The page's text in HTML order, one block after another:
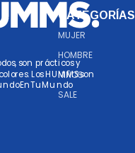
son prácticos y
Los HUMMS son
CATEGORÍAS
MUJER
HOMBRE
NIÑOS
SALE